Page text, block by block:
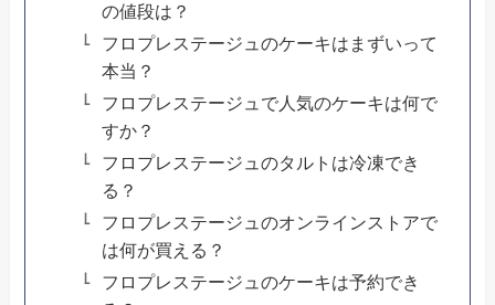
の値段は？
フロプレステージュのケーキはまずいって
本当？
フロプレステージュで人気のケーキは何で
すか？
フロプレステージュのタルトは冷凍でき
る？
フロプレステージュのオンラインストアで
は何が買える？
フロプレステージュのケーキは予約でき